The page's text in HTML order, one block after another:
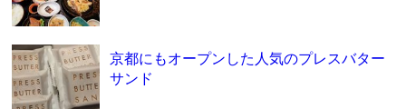
京都にもオープンした人気のプレスバター
サンド